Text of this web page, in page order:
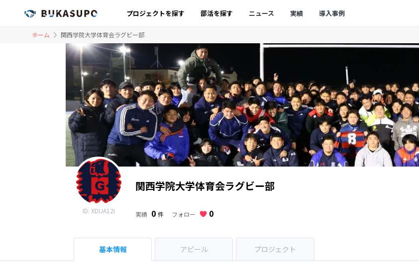
プロジェクトを探す 部活を探す ニュース 実績 導入事例
ホーム 関西学院大学体育会ラグビー部
ID: XDIJA12I
関西学院大学体育会ラグビー部
実績 0 件 フォロー 0
基本情報 アピール プロジェクト